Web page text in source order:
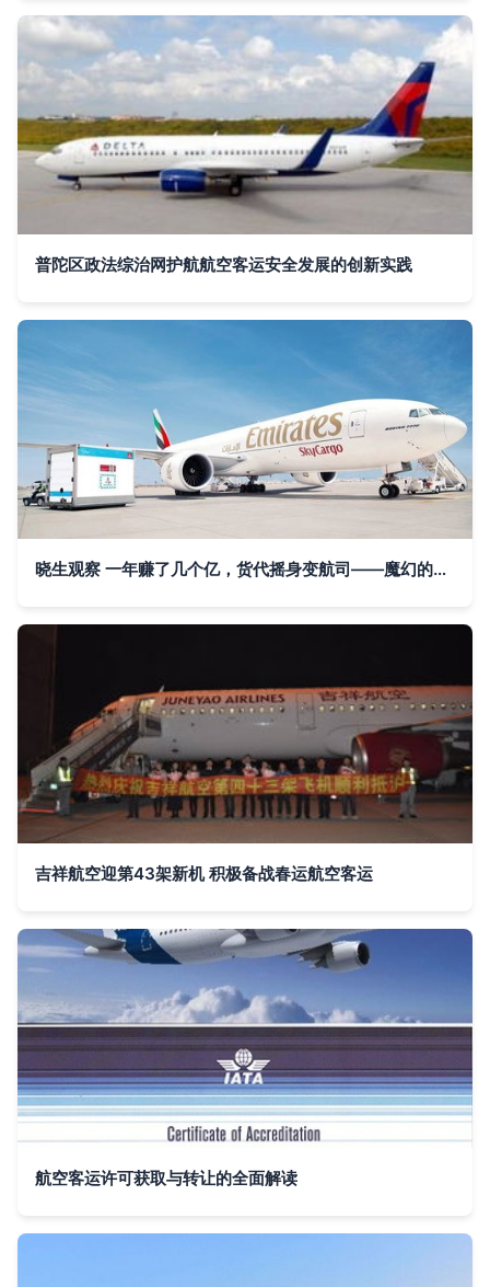
普陀区政法综治网护航航空客运安全发展的创新实践
晓生观察 一年赚了几个亿，货代摇身变航司——魔幻的2020国际航空货运市场盘点
吉祥航空迎第43架新机 积极备战春运航空客运
航空客运许可获取与转让的全面解读